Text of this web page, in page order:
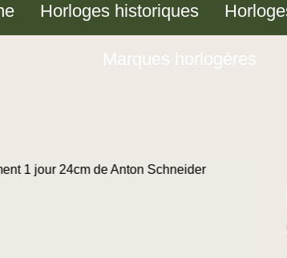
Horloges historiques
Marques horlogères